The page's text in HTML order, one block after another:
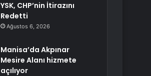
YSK, CHP’nin İtirazını
Redetti
Ağustos 6, 2026
Manisa’da Akpınar
Mesire Alanı hizmete
açılıyor